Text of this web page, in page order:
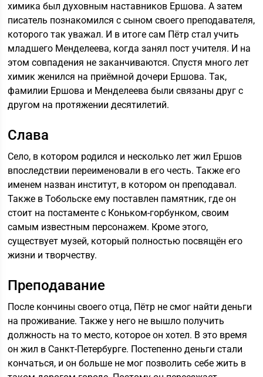
химика был духовным наставников Ершова. А затем
писатель познакомился с сыном своего преподавателя,
которого так уважал. И в итоге сам Пётр стал учить
младшего Менделеева, когда занял пост учителя. И на
этом совпадения не заканчиваются. Спустя много лет
химик женился на приёмной дочери Ершова. Так,
фамилии Ершова и Менделеева были связаны друг с
другом на протяжении десятилетий.
Слава
Село, в котором родился и несколько лет жил Ершов
впоследствии переименовали в его честь. Также его
именем назван институт, в котором он преподавал.
Также в Тобольске ему поставлен памятник, где он
стоит на постаменте с Коньком-горбунком, своим
самым известным персонажем. Кроме этого,
существует музей, который полностью посвящён его
жизни и творчеству.
Преподавание
После кончины своего отца, Пётр не смог найти деньги
на проживание. Также у него не вышло получить
должность на то место, которое он хотел. В это время
он жил в Санкт-Петербурге. Постепенно деньги стали
кончаться, и он больше не мог позволить себе жить в